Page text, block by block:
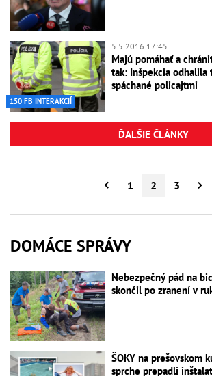
150 FB INTERAKCIÍ
5.5.2016 17:45
Majú pomáhať a
tak: Inšpekcia odhalila
spáchané policajtmi
ĎALŠIE ČLÁNKY
1 2 3
DOMÁCE SPRÁVY
Nebezpečný pád na
skončil po zranení v
ŠOKY na prešovskom
sprche prepadli